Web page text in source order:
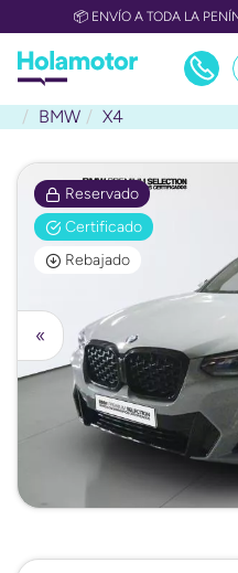
📦 ENVÍO A TODA LA
BMW X4
Reservado
Certificado
Rebajado
«